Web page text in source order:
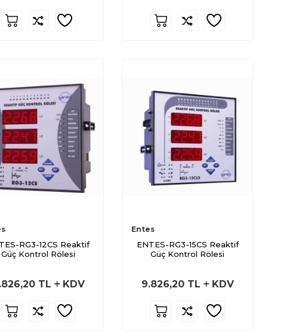
RG3-12CS Reaktif
Güç Kontrol Rölesi
TL KDV
Entes
ENTES-RG3-15CS Reaktif
Güç Kontrol Rölesi
9.826,20TL KDV